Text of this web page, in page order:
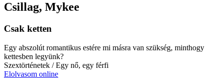
Csillag, Mykee
Csak ketten
Egy abszolút romantikus estére mi másra van szükség, minthogy
kettesben legyünk?
Szextörténetek / Egy nő, egy férfi
Elolvasom online